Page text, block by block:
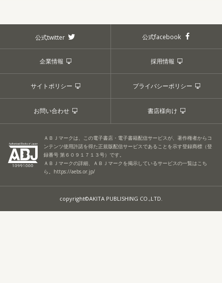
公式twitter 公式facebook
企業情報 採用情報
サイトポリシー プライバシーポリシー
お問い合わせ 書店様向け
ＡＢＪマークは、この電子書店・電子書籍配信サービスが、著作権者からコ
ンテンツ使用許諾を得た正規版配信サービスであることを示す登録商標（登
録番号 第６０９１７１３号）です。
ＡＢＪマークの詳細、ＡＢＪマークを掲示しているサービスの一覧はこち
ら。 https://aebs.or.jp/
copyright©AKITA PUBLISHING CO.,LTD.